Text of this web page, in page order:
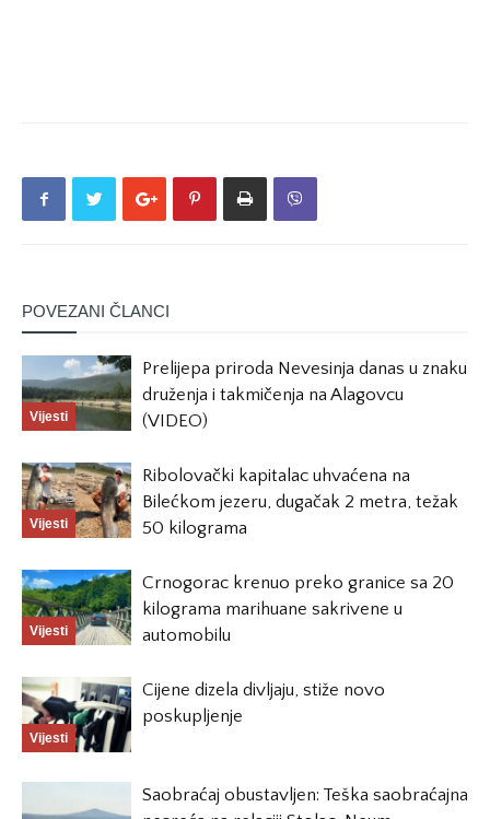
POVEZANI ČLANCI
Vijesti
Prelijepa priroda Nevesinja danas u znaku
druženja i takmičenja na Alagovcu
(VIDEO)
Vijesti
Ribolovački kapitalac uhvaćena na
Bilećkom jezeru, dugačak 2 metra, težak
50 kilograma
Vijesti
Crnogorac krenuo preko granice sa 20
kilograma marihuane sakrivene u
automobilu
Vijesti
Cijene dizela divljaju, stiže novo
poskupljenje
Saobraćaj obustavljen: Teška saobraćajna